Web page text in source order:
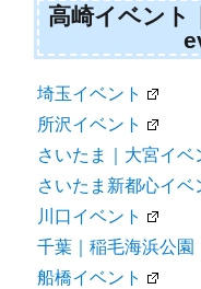
高崎イベン
埼玉イベント
所沢イベント
さいたま｜大宮イベ
さいたま新都心イベ
川口イベント
千葉｜稲毛海浜公園
船橋イベント